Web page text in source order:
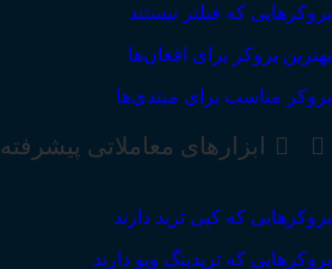
بروکرهایی که فیلتر نیستند
بهترین بروکر برای افغان‌ها
بروکر مناسب برای مبتدی‌ها
ابزارهای معاملاتی پیشرفته
بروکرهایی که کپی ترید دارند
بروکرهایی که تریدینگ ویو دارند